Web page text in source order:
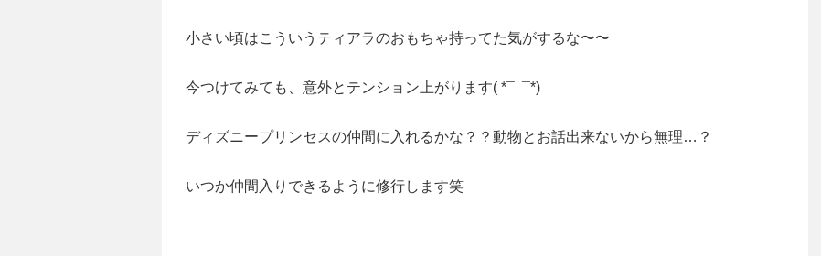
小さい頃はこういうティアラのおもちゃ持ってた気がするな〜〜
今つけてみても、意外とテンション上がります( *¯ ¯*)
ディズニープリンセスの仲間に入れるかな？？動物とお話出来ないから無理…？
いつか仲間入りできるように修行します笑